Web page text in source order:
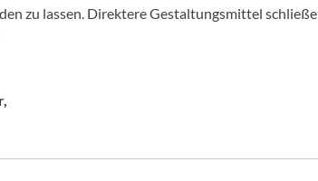
zu lassen. Direktere Gestaltungsmittel